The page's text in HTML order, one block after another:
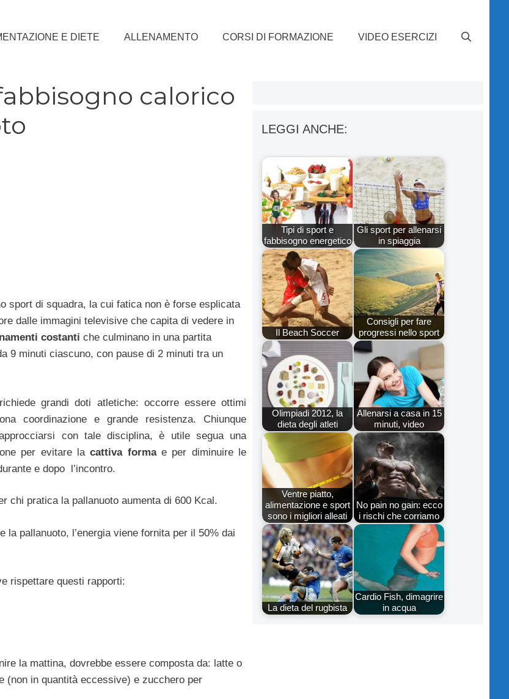
E DIETE ALLENAMENTO CORSI DI FORMAZIONE VIDEO ESERCIZI
calorico
sport di squadra, la cui fatica non è forse esplicata
dalle immagini televisive che capita di vedere in
costanti che culminano in una partita
9 minuti ciascuno, con pause di 2 minuti tra un
grandi doti atletiche: occorre essere ottimi
coordinazione e grande resistenza. Chiunque
con tale disciplina, è utile segua una
per evitare lacattiva formae per diminuire le
e dopo l’incontro.
chi pratica la pallanuoto aumenta di 600 Kcal.
la pallanuoto, l’energia viene fornita per il 50% dai
rispettare questi rapporti:
la mattina, dovrebbe essere composta da: latte o
(non in quantità eccessive) e zucchero per
LEGGI ANCHE:
Tipi di sport e
fabbisogno energetico
Gli sport per allenarsi
in spiaggia
Il Beach Soccer
Consigli per fare
progressi nello sport
Olimpiadi 2012, la
dieta degli atleti
Allenarsi a casa in 15
minuti, video
Ventre piatto,
alimentazione e sport
sono i migliori alleati
No pain no gain: ecco
i rischi che corriamo
La dieta del rugbista
Cardio Fish, dimagrire
in acqua